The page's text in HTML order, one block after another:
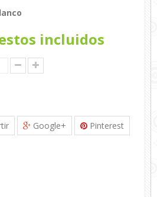
incluidos
Google+ Pinterest